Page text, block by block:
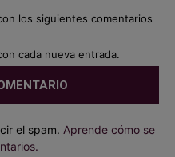
los siguientes comentarios
cada nueva entrada.
el spam. Aprende cómo se